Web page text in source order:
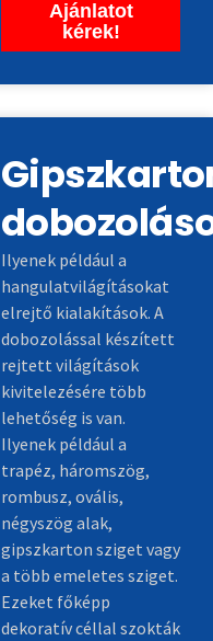
Ajánlatot
kérek!
Ilyenek például a
hangulatvilágításokat
elrejtő kialakítások. A
dobozolással készített
rejtett világítások
kivitelezésére több
lehetőség is van.
Ilyenek például a
trapéz, háromszög,
rombusz, ovális,
négyszög alak,
gipszkarton sziget vagy
a több emeletes sziget.
Ezeket főképp
dekoratív céllal szokták